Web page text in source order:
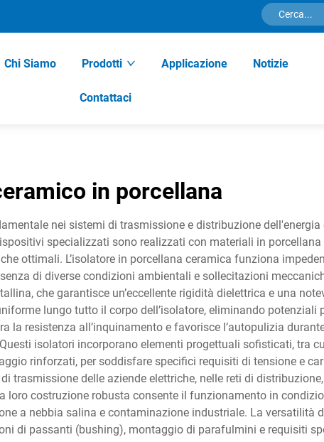
Chi Siamo Prodotti Applicazione Notizie
Contattaci
in porcellana
nei sistemi di trasmissione e distribuzione
specializzati sono realizzati con materiali in
ottimali. L’isolatore in porcellana ceramica funziona
di diverse condizioni ambientali e sollecitazioni
che garantisce un’eccellente rigidità dielettrica e una
lungo tutto il corpo dell’isolatore, eliminando potenziali
resistenza all’inquinamento e favorisce l’autopulizia
isolatori incorporano elementi progettuali sofisticati, tra
rinforzati, per soddisfare specifici requisiti di tensione e
delle aziende elettriche, nelle reti di
costruzione robusta consente il funzionamento in
a nebbia salina e contaminazione industriale. La versatilità
di passanti (bushing), montaggio di parafulmini e requisiti